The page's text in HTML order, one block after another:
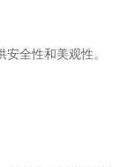
全性和美观性。